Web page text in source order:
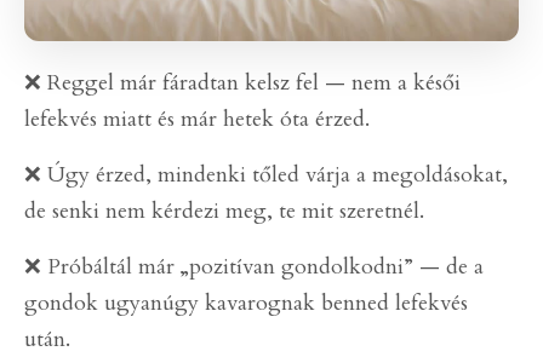
❌ Reggel már fáradtan kelsz fel — nem a késői
lefekvés miatt és már hetek óta érzed.
❌ Úgy érzed, mindenki tőled várja a megoldásokat,
de senki nem kérdezi meg, te mit szeretnél.
❌ Próbáltál már „pozitívan gondolkodni” — de a
gondok ugyanúgy kavarognak benned lefekvés
után.